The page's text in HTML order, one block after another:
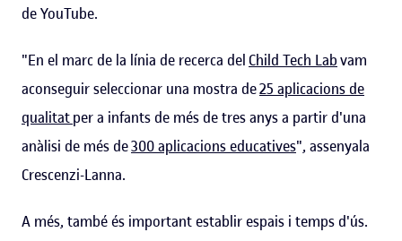
de YouTube.
"En el marc de la línia de recerca del Child Tech Labvam
aconseguir seleccionar una mostra de25 aplicacions de
qualitatper a infants de més de tres anys a partir d'una
anàlisi de més de300 aplicacions educatives", assenyala
Crescenzi-Lanna.
A més, també és important establir espais i temps d'ús.